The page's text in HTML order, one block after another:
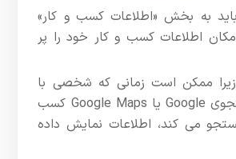
به بخش «اطلاعات کسب و کار»
اطلاعات کسب و کار خود را پر
ممکن است زمانی که شخصی با
استفاده از جستجوی Google یا Google Maps کسب
می کند، اطلاعات نمایش داده